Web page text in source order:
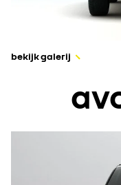
bekijk galerij